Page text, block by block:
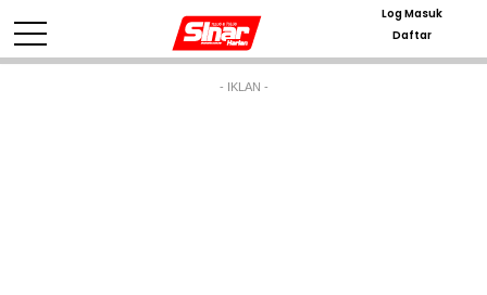
Log Masuk
Daftar
- IKLAN -